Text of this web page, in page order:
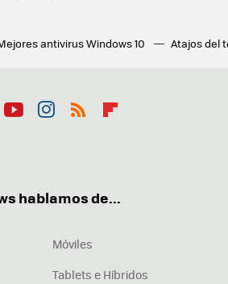
antivirus Windows 10 Atajos del
hablamos de...
Móviles
Tablets e Híbridos